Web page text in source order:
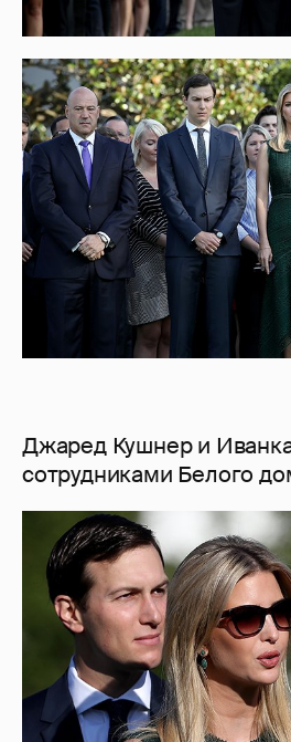
Джаред Кушнер и
сотрудниками Белого